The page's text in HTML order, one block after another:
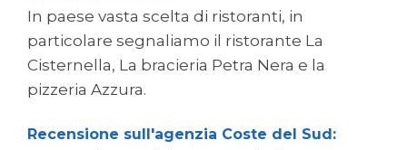
In paese vasta scelta di ristoranti, in
particolare segnaliamo il ristorante La
Cisternella, La bracieria Petra Nera e la
pizzeria Azzura.
Recensione sull'agenzia Coste del Sud: